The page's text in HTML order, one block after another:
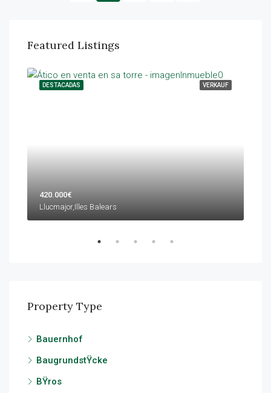
Featured Listings
VERKAUF
DESTACADAS
420.000€
Llucmajor,Illes Balears
Property Type
Bauernhof
BaugrundstŸcke
BŸros